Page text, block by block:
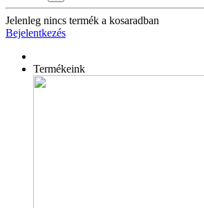
Jelenleg nincs termék a kosaradban
Bejelentkezés
Termékeink